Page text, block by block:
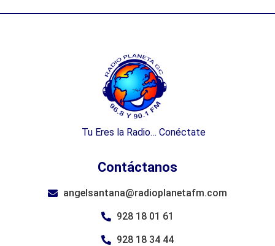
Tu Eres la Radio… Conéctate
Contáctanos
angelsantana@radioplanetafm.com
928 18 01 61
928 18 34 44